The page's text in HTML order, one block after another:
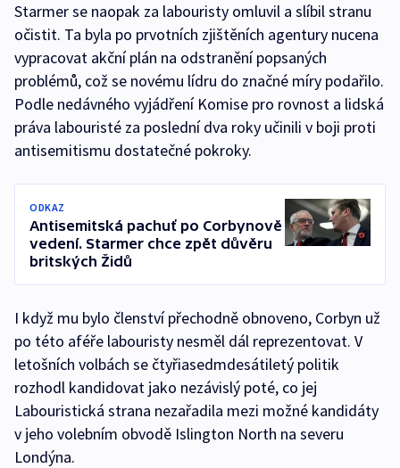
Starmer se naopak za labouristy omluvil a slíbil stranu
očistit. Ta byla po prvotních zjištěních agentury nucena
vypracovat akční plán na odstranění popsaných
problémů, což se novému lídru do značné míry podařilo.
Podle nedávného vyjádření Komise pro rovnost a lidská
práva labouristé za poslední dva roky učinili v boji proti
antisemitismu dostatečné pokroky.
ODKAZ
Antisemitská pachuť po Corbynově
vedení. Starmer chce zpět důvěru
britských Židů
I když mu bylo členství přechodně obnoveno, Corbyn už
po této aféře labouristy nesměl dál reprezentovat. V
letošních volbách se čtyřiasedmdesátiletý politik
rozhodl kandidovat jako nezávislý poté, co jej
Labouristická strana nezařadila mezi možné kandidáty
v jeho volebním obvodě Islington North na severu
Londýna.